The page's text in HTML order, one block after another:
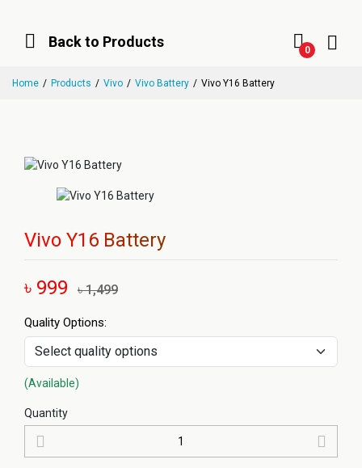
Back to Products
0
Home Products Vivo Vivo Battery Vivo Y16 Battery
Vivo Y16 Battery
৳ 999 ৳ 1,499
Quality Options:
(Available)
Quantity